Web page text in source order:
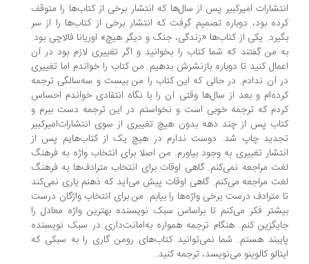
‌امیرکبیر پس از سال‌ها که انتشار برخی از کتاب‌ها را متوقف
بود، دوباره تصمیم گرفت که انتشار برخی از کتاب‌ها را از سر
یکی از کتاب‌ها «زندگی، جنگ و دیگر هیچ» اوریانا فالاچی بود.
من گفتند که شما کتاب را بخوانید و اگر تغییری لازم بود در آن
کنید تا دوباره بازنشرش بدهیم. من کتاب را خواندم اما تغییری
آن ندادم. در حالی که این کتاب را من بیست و سه‌سالگی ترجمه
و بعد از سال‌ها وقتی آن را با نگاه انتقادی خواندم احساس
که ترجمه خوبی است و نخواستم در این ترجمه دست ببرم و
پس از چند دهه بدون هیچ تغییری از سوی انتشارات‌امیرکبیر
چاپ شد. دوست ندارم در هیچ یک از کتاب‌هایم پس از
تغییری به وجود بیاورم. من اصلا برای انتخاب واژه به فرهنگ
مراجعه نمی‌کنم. گاهی اوقات برای انتخاب مترادف‌ها به فرهنگ
مراجعه می‌کنم. گاهی اوقات پیش می‌آید که ذهنم یاری نمی‌کند
مترادف درست برخی واژه‌ها را بیابم. من برای انتخاب واژگان درست
فکر می‌کنم تا براساس سبک نویسنده بهترین واژه معادل را
کنم. هنگام ترجمه همواره به‌امانت‌داری در سبک نویسنده
هستم. شما نمی‌توانید کتاب‌های رومن گاری را به سبکی که
کالوینو می‌نویسد، ترجمه کنید.